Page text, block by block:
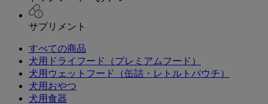
サプリメント
すべての商品
犬用ドライフード（プレミアムフード）
犬用ウェットフード（缶詰・レトルトパウチ）
犬用おやつ
犬用食器